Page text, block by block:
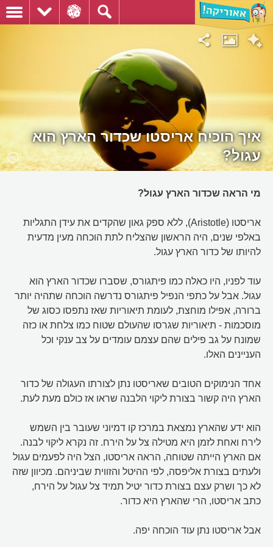
איך הוכיח אריסטו שכדור הארץ הוא
עגול?
מי הראה שכדור הארץ עגול?
אריסטו (Aristotle), ללא ספק גאון שהקדים את עידן התגליות
באלפי שנים, היה הראשון שהצליח לתת הוכחה מעין מדעית
להיותו של כדור הארץ עגול.
עוד לפניו, היו כאלה כמו פיתגורס, שסברו שכדור הארץ הוא
עגול. אבל על כתפי הנפיל פיתגורס נדרשה הוכחה שתהיה יותר
ברורה, אפילו מוחצת, לעומת תיאוריות שאז נתפסו כסוג של
מוסכמות - תיאוריות שגרסו שהעולם שטוח כמו צלחת או כזה
שמונח על גב פילים שהם עצמם עומדים על צב ענקי וכל
העניינים האלו.
אחד הנימוקים הטובים שאריסטו נתן לצורתו העגולה של כדור
הארץ היה קשור בצורת ליקוי הלבנה שראו אז כולם מעת לעת.
הוא ידע שהארץ נמצאת במרכז קו דמיוני שעובר בין השמש
לירח ואחת לזמן היא מטילה צל על הירח. זה נקרא ליקוי לבנה.
אם הארץ הייתה שטוחה, הראה אריסטו, הצל היה לפעמים עגול
ולעתים בצורת אליפסה, לפי ההיטל והזווית שביניהם. מכיוון שזה
לא כך ושרק עצם בצורת כדור יטיל תמיד צל עגול על הירח,
כתב אריסטו, הרי שהארץ היא כדור.
אבל אריסטו נתן עוד הוכחה יפה.